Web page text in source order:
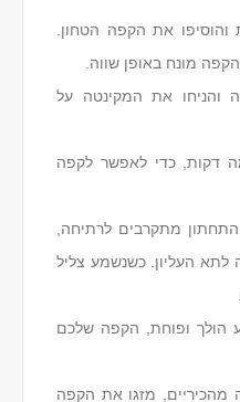
את הקפה הטחון.
מונח באופן שווה.
את המקינטה על
כדי לאפשר לקפה
מתקרבים לרתיחה,
העליון. כשנשמע צליל
ופוחת, הקפה שלכם
מזגו את הקפה